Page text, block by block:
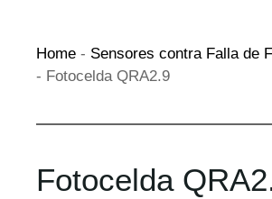
Home - Sensores contra Falla de
- Fotocelda QRA2.9
Fotocelda